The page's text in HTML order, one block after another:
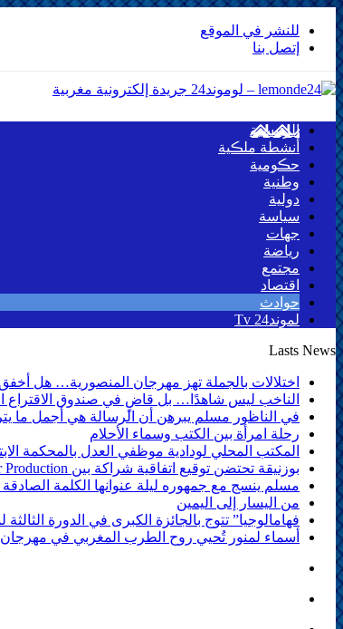
للنشر في الموقع
إتصل بنا
الرئيسية
أنشطة ملڪية
حڪومية
وطنية
دولية
سياسة
جهات
رياضة
مجتمع
اقتصاد
حوادث
لموند24 Tv
Lasts News
اختلالات بالجملة تهز مهرجان المنصورية… هل
الناخب ليس شاهدًا… بل قاضٍ في صندوق الاقتراع
في الناظور مسلم يبرهن أن الرسالة هي أجمل ما
رحلة امرأة بين الكتب وسماء الأحلام
المكتب المحلي لودادية موظفي العدل بالمحكمة
بوزنيقة تحتضن توقيع اتفاقية شراكة بين Joudour Production و Medi24 Prod لإنتاج الفيلم السينمائي “الاختطاف”
مسلم ينسج مع جمهوره ليلة عنوانها الكلمة
من اليسار إلى اليمين
فهامالوجيا” تتوج بالجائزة الكبرى في الدورة
أسماء لمنور تُحيي روح الطرب المغربي في